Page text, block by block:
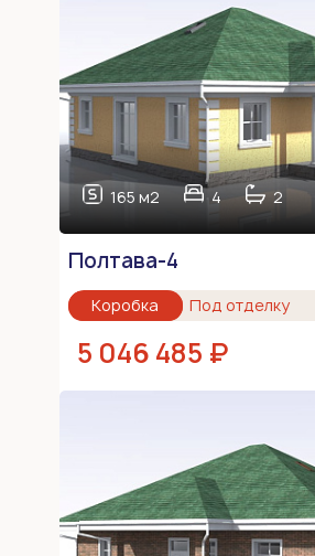
165 м2 4 2
Полтава-4
Коробка Под отделку
5 046 485 ₽